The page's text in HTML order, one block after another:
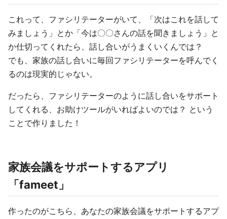
これって、ファシリテーターがいて、「次はこれを話して
みましょう」とか「今は〇〇さんの話を聞きましょう」と
か仕切ってくれたら、話し合いがうまくいくんでは？
でも、家族の話し合いに毎回ファシリテーターを呼んでく
るのは現実的じゃない。
だったら、ファシリテーターのように話し合いをサポート
してくれる、お助けツールがいればよいのでは？ という
ことで作りました！
家族会議をサポートするアプリ
「fameet」
作ったのがこちら、あなたの家族会議をサポートするアプ